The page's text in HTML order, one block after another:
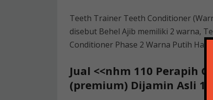
Teeth Trainer Teeth Conditioner
disebut Behel Ajib memiliki 2 warna,
Conditioner Phase 2 Warna Putih Hard.
Jual <<nhm 110 Perapih
(premium) Dijamin Asli